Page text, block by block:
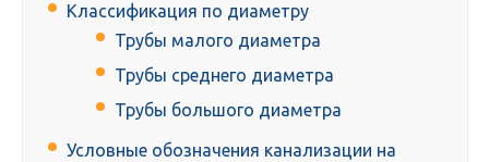
Классификация по диаметру
Трубы малого диаметра
Трубы среднего диаметра
Трубы большого диаметра
Условные обозначения канализации на